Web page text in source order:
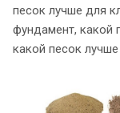
песок лучше для
фундамент, какой
какой песок